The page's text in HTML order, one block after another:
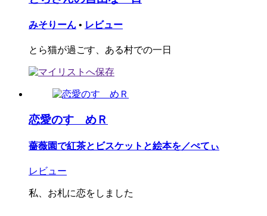
みそりーん • レビュー
とら猫が過ごす、ある村での一日
恋愛のすゝめＲ
薔薇園で紅茶とビスケットと絵本を／ぺてぃ
レビュー
私、お札に恋をしました